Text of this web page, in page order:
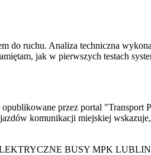
do ruchu. Analiza techniczna
jak w pierwszych testach
przez portal
komunikacji miejskiej
BUSY MPK LUBLIN